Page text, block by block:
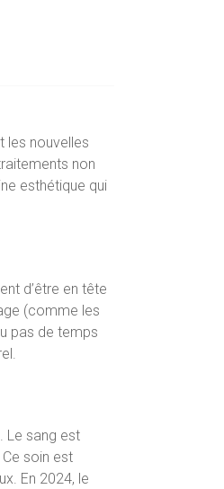
les nouvelles
non
esthétique qui
d’être en tête
(comme les
pas de temps
Le sang est
soin est
En 2024, le